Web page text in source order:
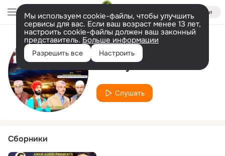
Войти
Мы используем cookie-файлы, чтобы улучшить
сервисы для вас. Если ваш возраст менее 13 лет,
настроить cookie-файлы должен ваш законный
представитель. Больше информации
Разрешить все Настроить
Исполнитель
Amarjit Kaul
Слушать
Сборники